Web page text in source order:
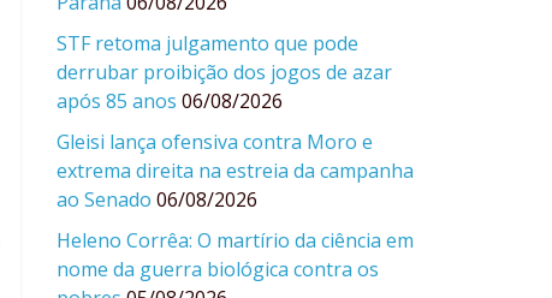
STF retoma julgamento que pode
derrubar proibição dos jogos de azar
após 85 anos 06/08/2026
Gleisi lança ofensiva contra Moro e
extrema direita na estreia da campanha
ao Senado 06/08/2026
Heleno Corrêa: O martírio da ciência em
nome da guerra biológica contra os